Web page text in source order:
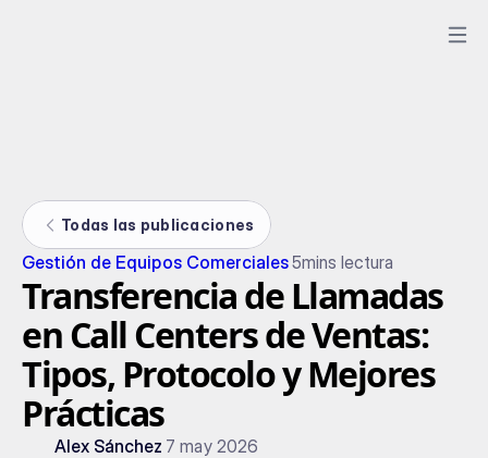
Todas las publicaciones
Gestión de Equipos Comerciales5mins lectura
Transferencia de Llamadas
en Call Centers de Ventas:
Tipos, Protocolo y Mejores
Prácticas
Alex Sánchez 7 may 2026